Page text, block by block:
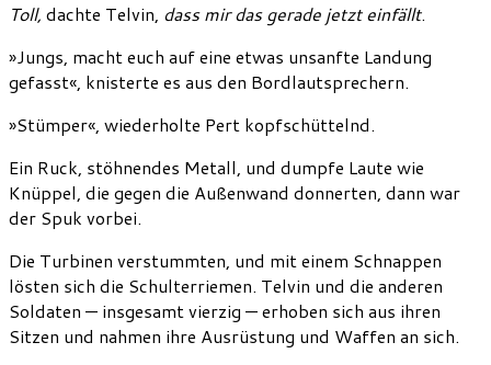
Toll, dachte Telvin, dass mir das gerade jetzt einfällt.
»Jungs, macht euch auf eine etwas unsanfte Landung
gefasst«, knisterte es aus den Bordlautsprechern.
»Stümper«, wiederholte Pert kopfschüttelnd.
Ein Ruck, stöhnendes Metall, und dumpfe Laute wie
Knüppel, die gegen die Außenwand donnerten, dann war
der Spuk vorbei.
Die Turbinen verstummten, und mit einem Schnappen
lösten sich die Schulterriemen. Telvin und die anderen
Soldaten — insgesamt vierzig — erhoben sich aus ihren
Sitzen und nahmen ihre Ausrüstung und Waffen an sich.